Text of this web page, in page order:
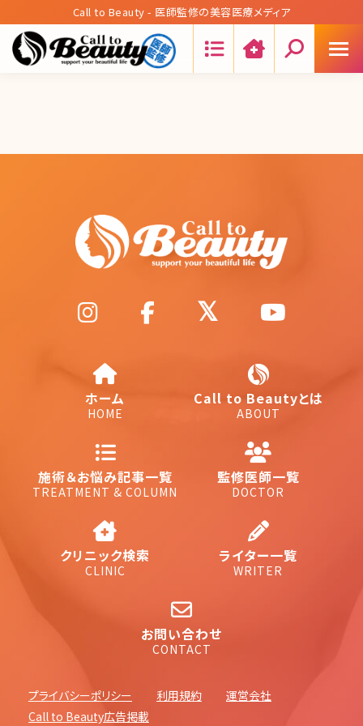
Call to Beauty - 医師監修の美容医療メディア
ホーム
HOME
Call to Beautyとは
ABOUT
施術＆お悩み記事一覧
TREATMENT & COLUMN
監修医師一覧
DOCTOR
クリニック検索
CLINIC
ライター一覧
WRITER
お問い合わせ
CONTACT
プライバシーポリシー 利用規約
運営会社
Call to Beauty広告掲載